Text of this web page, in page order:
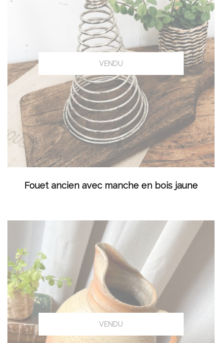
LIRE LA SUITE
Fouet ancien avec manche en bois jaune